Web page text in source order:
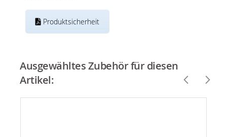
Produktsicherheit
Ausgewähltes Zubehör für diesen
Artikel: